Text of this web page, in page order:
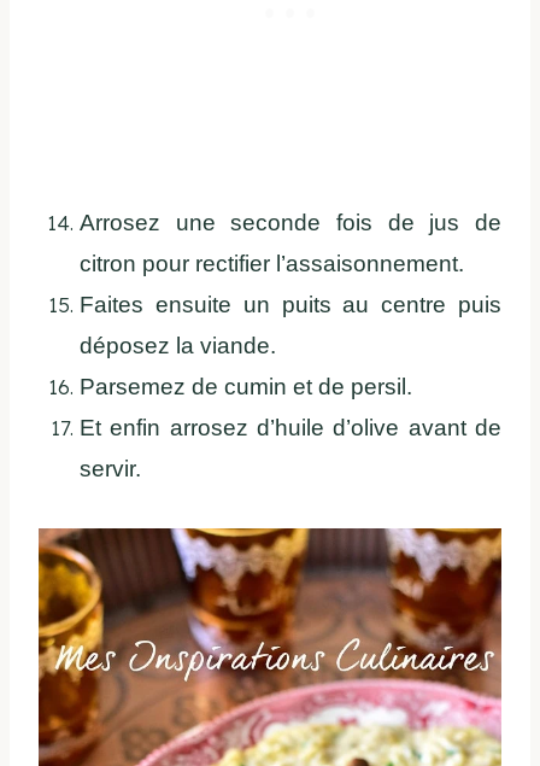
Arrosez une seconde fois de jus de
citron pour rectifier l’assaisonnement.
Faites ensuite un puits au centre puis
déposez la viande.
Parsemez de cumin et de persil.
Et enfin arrosez d’huile d’olive avant de
servir.